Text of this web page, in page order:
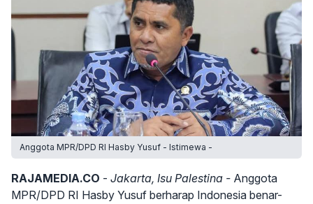
Anggota MPR/DPD RI Hasby Yusuf - Istimewa -
RAJAMEDIA.CO - Jakarta, Isu Palestina - Anggota
MPR/DPD RI Hasby Yusuf berharap Indonesia benar-